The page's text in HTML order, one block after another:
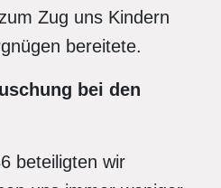
Zug uns Kindern
bereitete.
bei den
beteiligten wir